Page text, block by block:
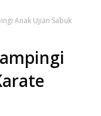
Anak Ujian Sabuk